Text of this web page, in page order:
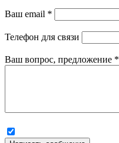
Ваш email *
Телефон для связи
Ваш вопрос, предложение *